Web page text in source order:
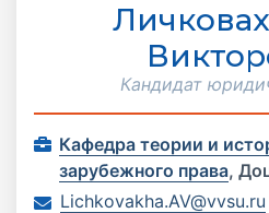
Кандидат
Кафедра теории и
зарубежного права,
Lichkovakha.AV@vvsu.ru